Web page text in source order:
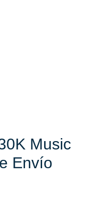
Music
Envío